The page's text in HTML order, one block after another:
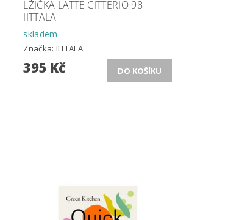
LŽIČKA LATTE CITTERIO 98
IITTALA
skladem
Značka: IITTALA
395 Kč